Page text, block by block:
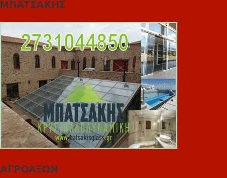
ΜΠΑΤΣΑΚΗΣ
ΑΓΡΟΑΞΩΝ